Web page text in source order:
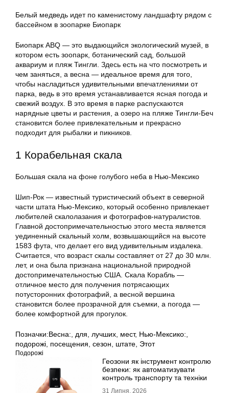
Белый медведь идет по каменистому ландшафту рядом с
бассейном в зоопарке Биопарк
Биопарк ABQ — это выдающийся экологический музей, в
котором есть зоопарк, ботанический сад, большой
аквариум и пляж Тингли. Здесь есть на что посмотреть и
чем заняться, а весна — идеальное время для того,
чтобы насладиться удивительными впечатлениями от
парка, ведь в это время устанавливается ясная погода и
свежий воздух. В это время в парке распускаются
нарядные цветы и растения, а озеро на пляже Тингли-Беч
становится более привлекательным и прекрасно
подходит для рыбалки и пикников.
1 Корабельная скала
Большая скала на фоне голубого неба в Нью-Мексико
Шип-Рок — известный туристический объект в северной
части штата Нью-Мексико, который особенно привлекает
любителей скалолазания и фотографов-натуралистов.
Главной достопримечательностью этого места является
уединенный скальный холм, возвышающийся на высоте
1583 фута, что делает его вид удивительным издалека.
Считается, что возраст скалы составляет от 27 до 30 млн.
лет, и она была признана национальной природной
достопримечательностью США. Скала Корабль —
отличное место для получения потрясающих
потусторонних фотографий, а весной вершина
становится более прозрачной для съемки, а погода —
более комфортной для прогулок.
Позначки:Весна:, для, лучших, мест, Нью-Мексико:,
подорожі, посещения, сезон, штате, Этот
Подорожі
Геозони як інструмент контролю
безпеки: як автоматизувати
контроль транспорту та техніки
31 Липня, 2026